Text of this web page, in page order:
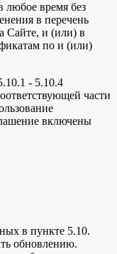
любое время без
в перечень
Сайте, и (или) в
по и (или)
- 5.10.4
части
включены
в пункте 5.10.
обновлению.